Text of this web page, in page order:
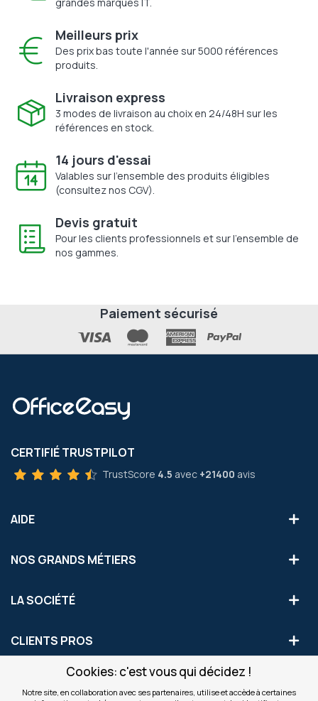
Cookies: c'est vous qui décidez !
Notre site, en collaboration avec ses partenaires, utilise et accède à certaines
Meilleurs prix
Des prix bas toute l'année sur 5000 références
produits.
Livraison express
3 modes de livraison au choix en 24/48H sur les
références en stock.
14 jours d'essai
Valables sur l'ensemble des produits éligibles
(consultez nos CGV).
Devis gratuit
Pour les clients professionnels et sur l'ensemble de
nos gammes.
Paiement sécurisé
CERTIFIÉ TRUSTPILOT
TrustScore 4.5 avec +21400 avis
AIDE
NOS GRANDS MÉTIERS
LA SOCIÉTÉ
CLIENTS PROS
S'INSCRIRE AUX OFFRES COMMERCIALES